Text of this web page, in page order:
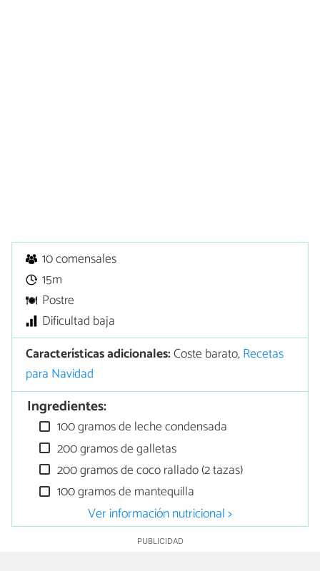
10 comensales
15m
Postre
Dificultad baja
Características adicionales:Coste barato,Recetas
para Navidad
Ingredientes:
100 gramos de leche condensada
200 gramos de galletas
200 gramos de coco rallado (2 tazas)
100 gramos de mantequilla
Ver información nutricional >